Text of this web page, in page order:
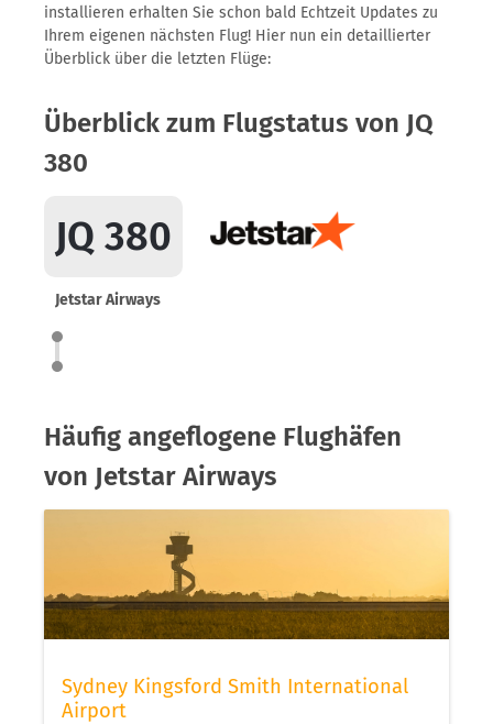
installieren erhalten Sie schon bald Echtzeit Updates zu
Ihrem eigenen nächsten Flug! Hier nun ein detaillierter
Überblick über die letzten Flüge:
Überblick zum Flugstatus von JQ
380
JQ 380
Jetstar Airways
Häufig angeflogene Flughäfen
von Jetstar Airways
Sydney Kingsford Smith International
Airport